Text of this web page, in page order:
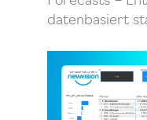
datenbasiert